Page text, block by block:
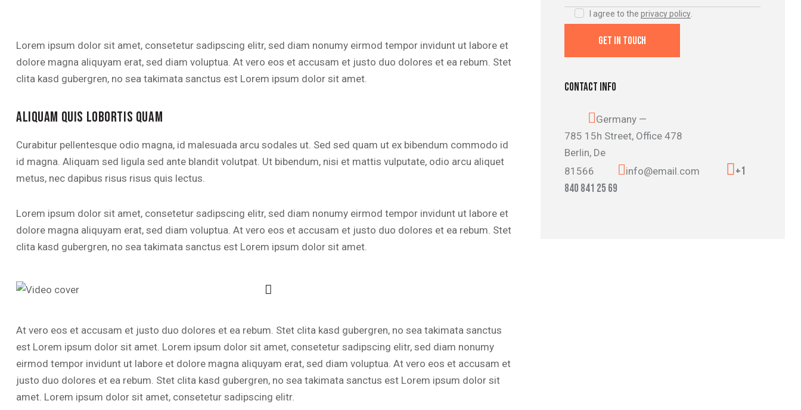
Lorem ipsum dolor sit amet, consetetur sadipscing elitr, sed diam nonumy eirmod tempor invidunt ut labore et
dolore magna aliquyam erat, sed diam voluptua. At vero eos et accusam et justo duo dolores et ea rebum. Stet
clita kasd gubergren, no sea takimata sanctus est Lorem ipsum dolor sit amet.
ALIQUAM QUIS LOBORTIS QUAM
Curabitur pellentesque odio magna, id malesuada arcu sodales ut. Sed sed quam ut ex bibendum commodo id
id magna. Aliquam sed ligula sed ante blandit volutpat. Ut bibendum, nisi et mattis vulputate, odio arcu aliquet
metus, nec dapibus risus risus quis lectus.
Lorem ipsum dolor sit amet, consetetur sadipscing elitr, sed diam nonumy eirmod tempor invidunt ut labore et
dolore magna aliquyam erat, sed diam voluptua. At vero eos et accusam et justo duo dolores et ea rebum. Stet
clita kasd gubergren, no sea takimata sanctus est Lorem ipsum dolor sit amet.
At vero eos et accusam et justo duo dolores et ea rebum. Stet clita kasd gubergren, no sea takimata sanctus
est Lorem ipsum dolor sit amet. Lorem ipsum dolor sit amet, consetetur sadipscing elitr, sed diam nonumy
eirmod tempor invidunt ut labore et dolore magna aliquyam erat, sed diam voluptua. At vero eos et accusam et
justo duo dolores et ea rebum. Stet clita kasd gubergren, no sea takimata sanctus est Lorem ipsum dolor sit
amet. Lorem ipsum dolor sit amet, consetetur sadipscing elitr.
I agree to theprivacy policy
CONTACT INFO
Germany —
785 15h Street, Office 478
Berlin, De
81566
info@email.com
+1
840 841 25 69